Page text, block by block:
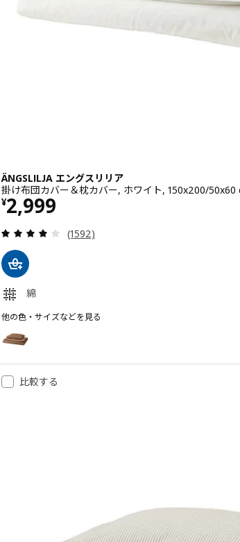
ÄNGSLILJA エングスリリア
掛け布団カバー＆枕カバー, ホワイト, 150x200/50x60
¥2,999
価格 ¥ 2999
レビュー: 4.1 から 5 星です。 総レビ
(1592)
綿
他の色・サイズなどを見る
オプション: ÄNGSLILJA エングスリリア, 掛け布団カ
オプション: ÄNGSLILJA エングスリリア, 掛け布団カ
オプション: ÄNGSLILJA エングスリリア, 掛け布団カ
オプション: ÄNGSLILJA エングスリリア, 掛け布団
比較する